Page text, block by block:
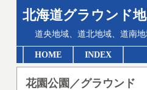
北海道グラウンド
道央地域、道北地域、道南
HOME INDEX
花園公園／グラウンド